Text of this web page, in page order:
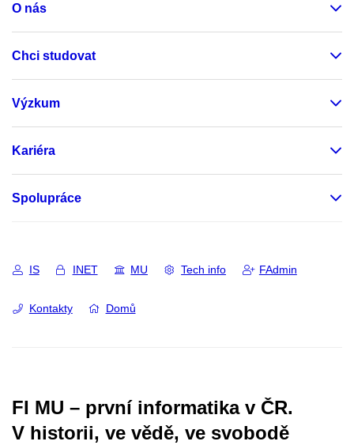
O nás
Chci studovat
Výzkum
Kariéra
Spolupráce
IS INET MU Tech info FAdmin
Kontakty Domů
FI MU – první informatika v ČR.
V historii, ve vědě, ve svobodě